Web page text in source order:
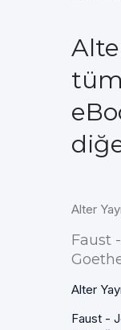
Alter
Faust
Alter
Faust -